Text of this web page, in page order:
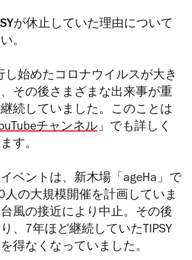
が休止していた理由について
。
始めたコロナウイルスが大き
その後さまざまな出来事が重
続していました。このことは
チャンネル」でも詳しく
す。
ベントは、新木場「ageHa」で
の大規模開催を計画していま
風の接近により中止。その後
、7年ほど継続していたTIPSY
得なくなっていました。